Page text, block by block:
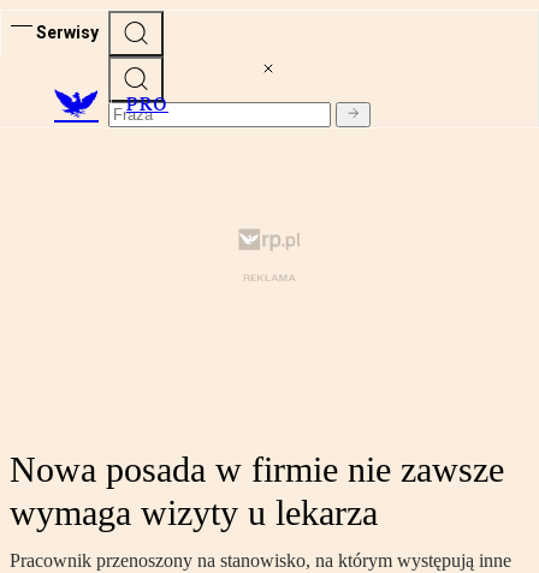
Serwisy
PRO
Nowa posada w firmie nie zawsze
wymaga wizyty u lekarza
Pracownik przenoszony na stanowisko, na którym występują inne